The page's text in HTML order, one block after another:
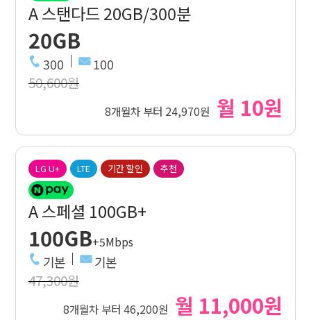
A 스탠다드 20GB/300분
20GB
300 100
50,600원
8개월차 부터 24,970원 월 10원
LG U+ LTE 기간 할인 추천
A 스페셜 100GB+
100GB+5Mbps
기본 기본
47,300원
8개월차 부터 46,200원 월 11,000원